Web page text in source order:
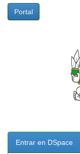
Portal
Entrar en DSpace